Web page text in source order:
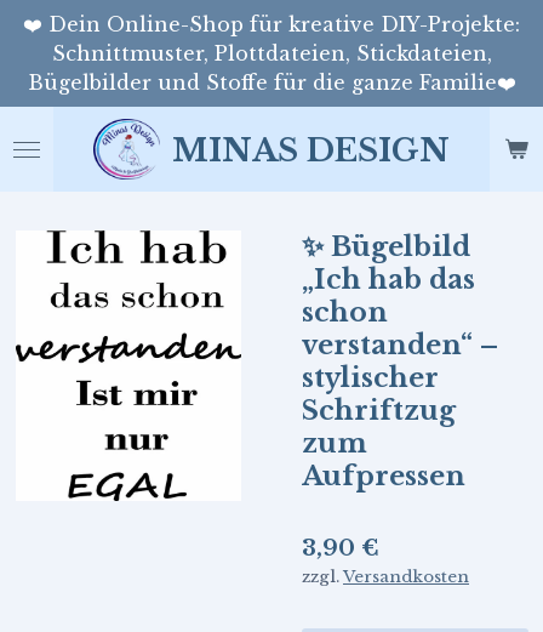
Zum
Hauptinhalt
springen
MINAS DESIGN
❤️ Dein Online-Shop für kreative DIY-Projekte:
Schnittmuster, Plottdateien, Stickdateien,
Bügelbilder und Stoffe für die ganze Familie❤️
✨ Bügelbild
„Ich hab das
schon
verstanden“ –
stylischer
Schriftzug
zum
Aufpressen
3,90 €
zzgl.Versandkosten